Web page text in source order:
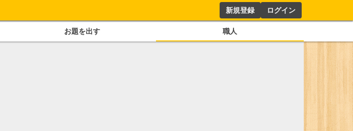
新規登録 ログイン
お題を出す 職人